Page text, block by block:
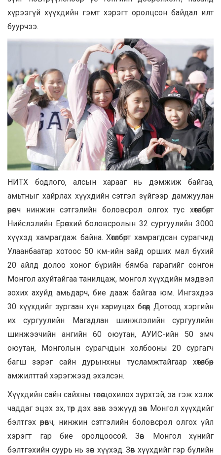
хүрээгүй хүүхдийн гэмт хэрэгт оролцсон байдал илт
буурчээ.
НИТХ бодлого, алсын харааг нь дэмжиж байгаа,
амьтныг хайрлах хүүхдийн сэтгэл зүйгээр дамжуулан
өрөвч нинжин сэтгэлийн боловсрол олгох тус хөтөлбөрт
Нийслэлийн Ерөнхий боловсролын 32 сургуулийн 3000
хүүхэд хамрагдаж байна. Хөтөлбөрт хамрагдсан сурагчид
Улаанбаатар хотоос 50 км-ийн зайд орших мал бүхий
20 айлд долоо хоног бүрийн бямба гарагийг сонгон
Монгол ахуйтайгаа танилцаж, монгол хүүхдийн мэдвэл
зохих ахуйд амьдарч, бие дааж байгаа юм. Ингэхдээ
30 хүүхдийг зургаан хүн хариуцах бөгөөд Дотоод хэргийн
их сургуулийн Магадлан шинжлэлийн сургуулийн
шинжээчийн ангийн 60 оюутан, АУИС-ийн 50 эмч
оюутан, Монголын сурагчдын холбооны 20 сургагч
багш зэрэг сайн дурынхны тусламжтайгаар хөтөлбөр
амжилттай хэрэгжээд эхэлсэн.
Хүүхдийн сайн сайхны төлөө цохилох зүрхтэй, за гэж хэлж
чаддаг эцэх эх, төр дэх аав ээжүүд зөв Монгол хүүхдийг
бэлтгэх өрөвч, нинжин сэтгэлийн боловсрол олгох үйл
хэрэгт гар бие оролцоосой. Зөв Монгол хүнийг
бэлтгэхийн суурь нь зөв хүүхэд. Зөв хүүхдийг гэр бүлийн